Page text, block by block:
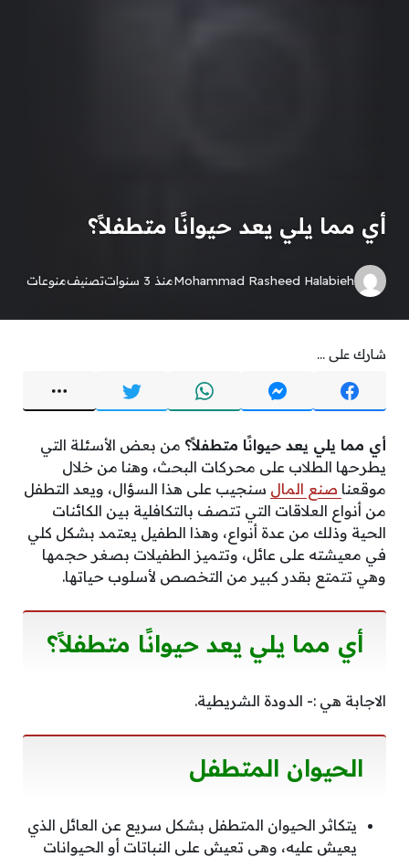
أي مما يلي يعد حيوانًا متطفلاً؟
Mohammad Rasheed Halabiehمنذ 3 سنوات تصنيفمنوعات
شارك على ...
أي مما يلي يعد حيوانًا متطفلاً؟ من بعض الأسئلة التي
يطرحها الطلاب على محركات البحث، وهنا من خلال
موقعنا صنع المال سنجيب على هذا السؤال، ويعد التطفل
من أنواع العلاقات التي تتصف بالتكافلية بين الكائنات
الحية وذلك من عدة أنواع، وهذا الطفيل يعتمد بشكل كلي
في معيشته على عائل، وتتميز الطفيلات بصغر حجمها
وهي تتمتع بقدر كبير من التخصص لأسلوب حياتها.
أي مما يلي يعد حيوانًا متطفلاً؟
الاجابة هي :- الدودة الشريطية.
الحيوان المتطفل
يتكاثر الحيوان المتطفل بشكل سريع عن العائل الذي
يعيش عليه، وهي تعيش على النباتات أو الحيوانات